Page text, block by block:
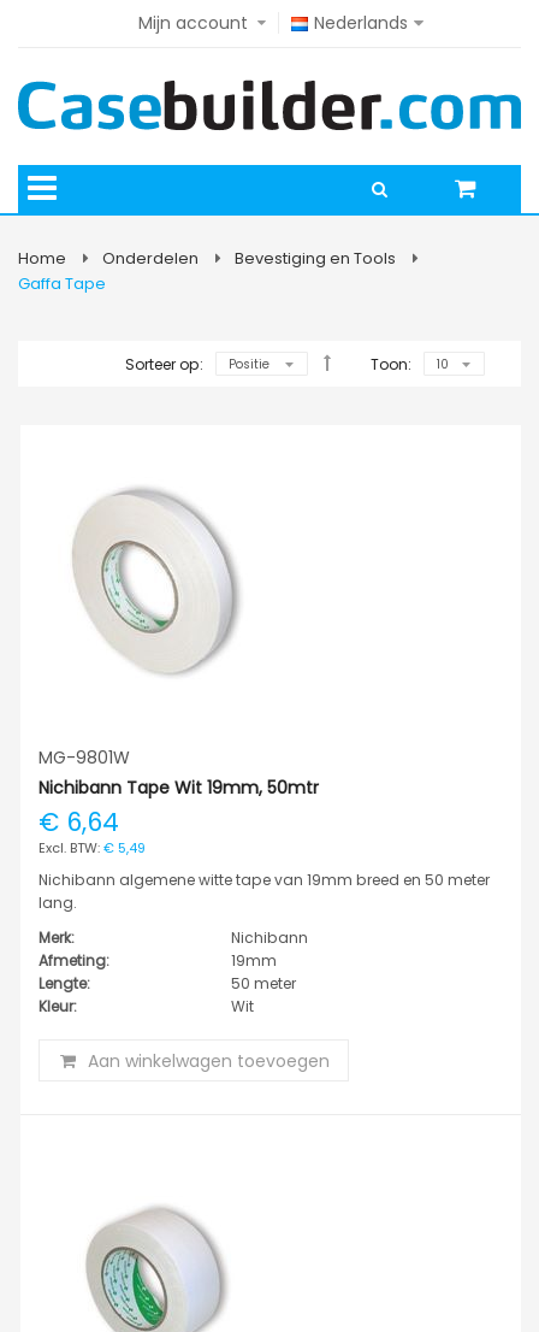
Nederlands
Mijn account
Home Onderdelen
Bevestiging en Tools
Gaffa Tape
Sorteer op: Toon:
MG-9801W
Nichibann Tape Wit 19mm, 50mtr
€ 6,64
€ 5,49
Nichibann algemene witte tape van 19mm breed en 50 meter
lang.
Merk:
Nichibann
Afmeting:
19mm
Lengte:
50 meter
Kleur:
Wit
Aan winkelwagen toevoegen